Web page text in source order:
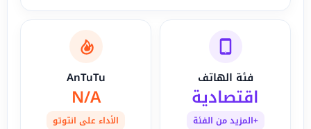
فئة الهاتف
اقتصادية
+المزيد من الفئة
AnTuTu
N/A
الأداء على انتوتو